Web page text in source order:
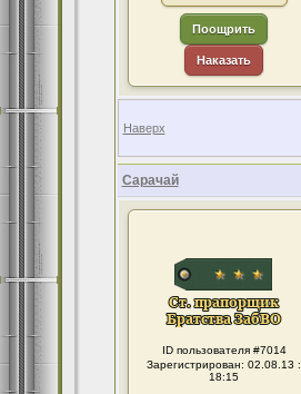
Поощрить
Наказать
Наверх
Сарачай
ID пользователя #7014
Зарегистрирован: 02.08.13 :
18:15